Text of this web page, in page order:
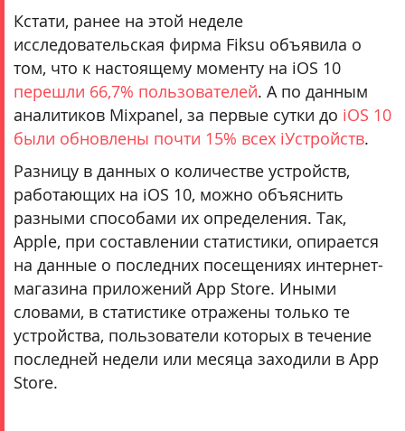
Кстати, ранее на этой неделе
исследовательская фирма Fiksu объявила о
том, что к настоящему моменту на iOS 10
перешли 66,7% пользователей. А по данным
аналитиков Mixpanel, за первые сутки до iOS 10
были обновлены почти 15% всех iУстройств.
Разницу в данных о количестве устройств,
работающих на iOS 10, можно объяснить
разными способами их определения. Так,
Apple, при составлении статистики, опирается
на данные о последних посещениях интернет-
магазина приложений App Store. Иными
словами, в статистике отражены только те
устройства, пользователи которых в течение
последней недели или месяца заходили в App
Store.